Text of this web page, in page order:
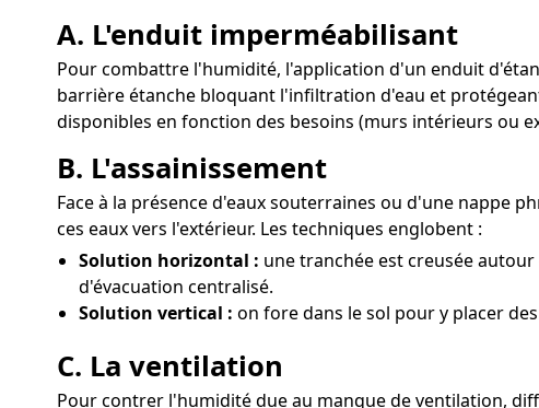
A. L'enduit imperméabilisant
Pour combattre l'humidité, l'application d'un enduit
barrière étanche bloquant l'infiltration d'eau et
disponibles en fonction des besoins (murs intérieurs ou
B. L'assainissement
Face à la présence d'eaux souterraines ou d'une nappe
ces eaux vers l'extérieur. Les techniques englobent :
Solution horizontal : une tranchée est creusée
d'évacuation centralisé.
Solution vertical : on fore dans le sol pour y placer
C. La ventilation
Pour contrer l'humidité due au manque de ventilation,